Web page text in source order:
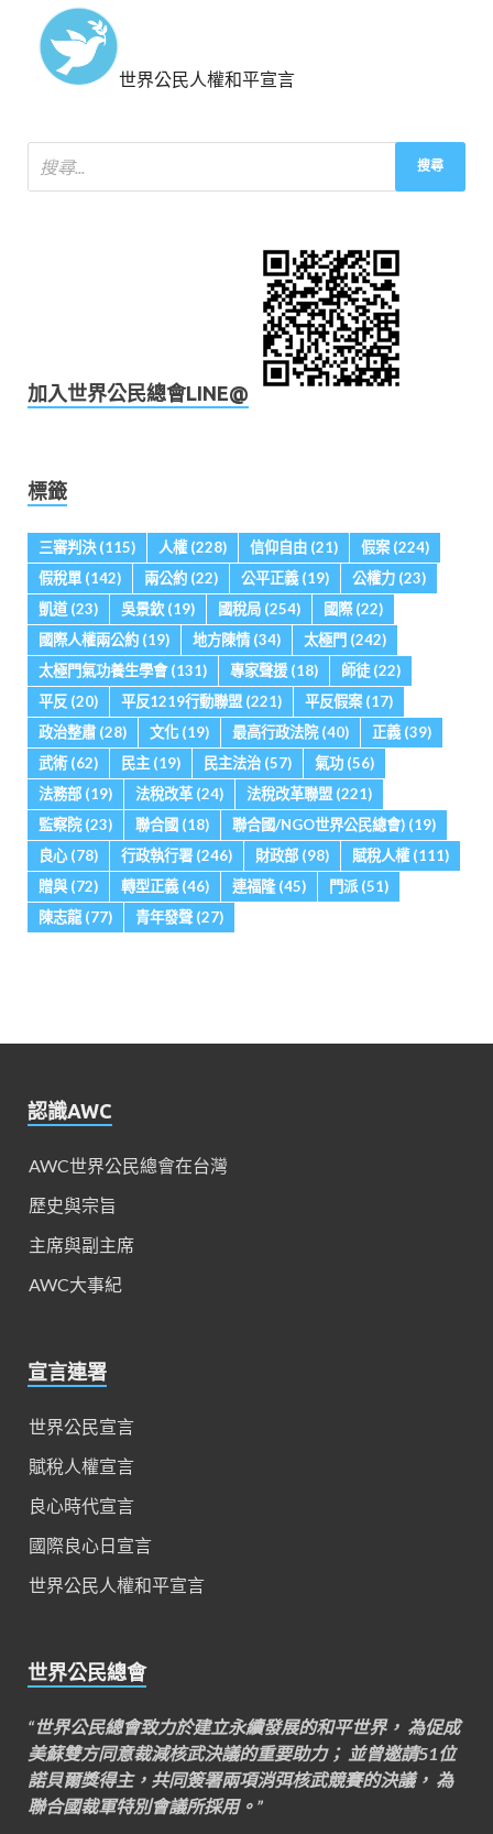
世界公民人權和平宣言
加入世界公民總會LINE@
標籤
三審判決(115) 人權(228) 信仰自由 (21) 假案(224)
假稅單 (142) 兩公約 (22) 公平正義 (19) 公權力 (23)
凱道(23) 吳景欽 (19) 國稅局 (254) 國際(22)
國際人權兩公約 (19) 地方陳情(34) 太極門 (242)
太極門氣功養生學會(131) 專家聲援(18) 師徒(22)
平反 (20) 平反1219行動聯盟 (221) 平反假案(17)
政治整肅 (28) 文化 (19) 最高行政法院(40) 正義 (39)
武術(62) 民主 (19) 民主法治 (57) 氣功 (56)
法務部 (19) 法稅改革 (24) 法稅改革聯盟 (221)
監察院(23) 聯合國 (18) 聯合國/NGO世界公民總會) (19)
良心(78) 行政執行署 (246) 財政部 (98) 賦稅人權(111)
贈與(72) 轉型正義 (46) 連福隆(45) 門派(51)
陳志龍(77) 青年發聲 (27)
認識AWC
AWC世界公民總會在台灣
歷史與宗旨
主席與副主席
AWC大事紀
宣言連署
世界公民宣言
賦稅人權宣言
良心時代宣言
國際良心日宣言
世界公民人權和平宣言
世界公民總會
“世界公民總會致力於建立永續發展的和平世界， 為促成
美蘇雙方同意裁減核武決議的重要助力； 並曾邀請51位
諾貝爾獎得主，共同簽署兩項消弭核武競賽的決議， 為
聯合國裁軍特別會議所採用。”